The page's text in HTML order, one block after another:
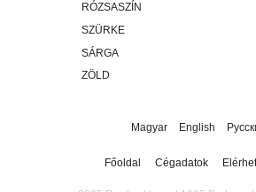
RÓZSASZÍN
SZÜRKE
SÁRGA
ZÖLD
Magyar English
Főoldal Cégadatok